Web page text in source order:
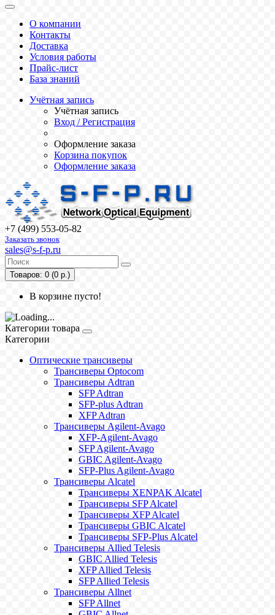
О компании
Контакты
Доставка
Условия работы
Прайс-лист
База знаний
Учётная запись
Учётная запись
Вход / Регистрация
Оформление заказа
Корзина покупок
Оформление заказа
+7 (499) 553-05-82
Заказать звонок
sales@s-f-p.ru
Товаров: 0 (0 р.)
В корзине пусто!
Категории товара
Категории
Оптические трансиверы
Трансиверы Optocom
Трансиверы Adtran
SFP Adtran
SFP-plus Adtran
XFP Adtran
Трансиверы Agilent-Avago
XFP-Agilent-Avago
SFP Agilent-Avago
GBIC Agilent-Avago
SFP-Plus Agilent-Avago
Трансиверы Alcatel
Трансиверы XENPAK Alcatel
Трансиверы SFP Alcatel
Трансиверы XFP Alcatel
Трансиверы GBIC Alcatel
Трансиверы SFP-Plus Alcatel
Трансиверы Allied Telesis
GBIC Allied Telesis
XFP Allied Telesis
SFP Allied Telesis
Трансиверы Allnet
SFP Allnet